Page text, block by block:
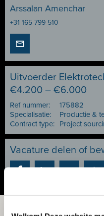
Arssalan Amenchar
+31 165 799 510
Uitvoerder
€4.200 – €6.000
Ref nummer:
175882
Specialisatie:
Productie &
Contract type:
Project
Vacature delen of